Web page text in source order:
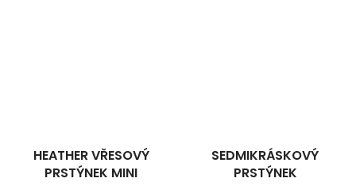
HEATHER VŘESOVÝ
PRSTÝNEK MINI
SEDMIKRÁSKOVÝ
PRSTÝNEK